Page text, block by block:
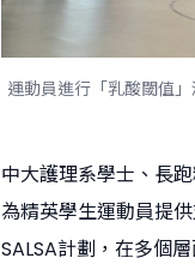
運動員進行「乳酸閾值
中大護理系學士、長
為精英學生運動員提
SALSA計劃，在多個